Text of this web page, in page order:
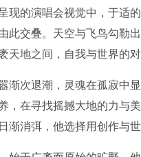
现的演唱会视觉中，于适
此交叠。天空与飞鸟勾勒
天地之间，自我与世界的对
渐次退潮，灵魂在孤寂中
，在寻找摇撼大地的力与
渐消弭，他选择用创作与